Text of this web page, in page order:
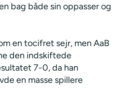
bag både sin oppasser og
en tocifret sejr, men AaB
den indskiftede
7-0, da han
en masse spillere